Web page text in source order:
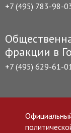
+7 (495) 783-98-
фракции в
+7 (495) 629-61-